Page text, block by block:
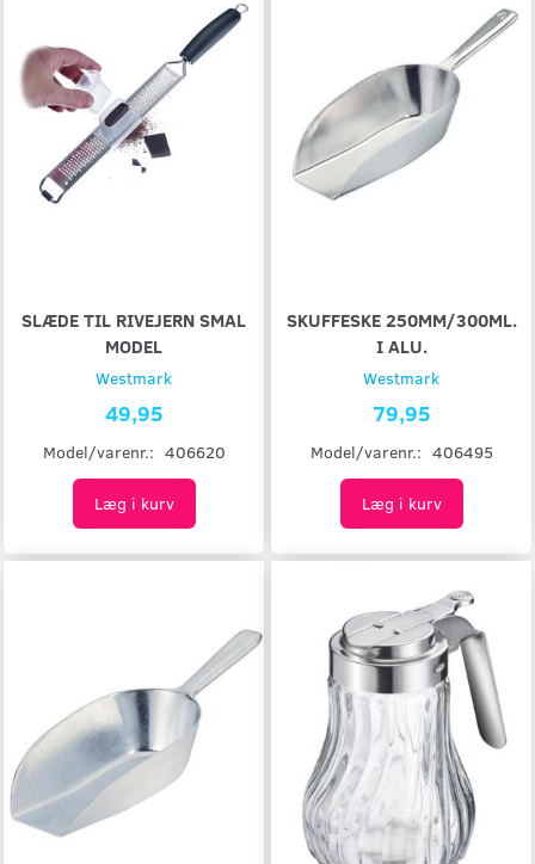
SLÆDE TIL RIVEJERN SMAL
MODEL
Westmark
49,95
Model/varenr.: 406620
Læg i kurv
SKUFFESKE 250MM/300ML.
I ALU.
Westmark
79,95
Model/varenr.: 406495
Læg i kurv